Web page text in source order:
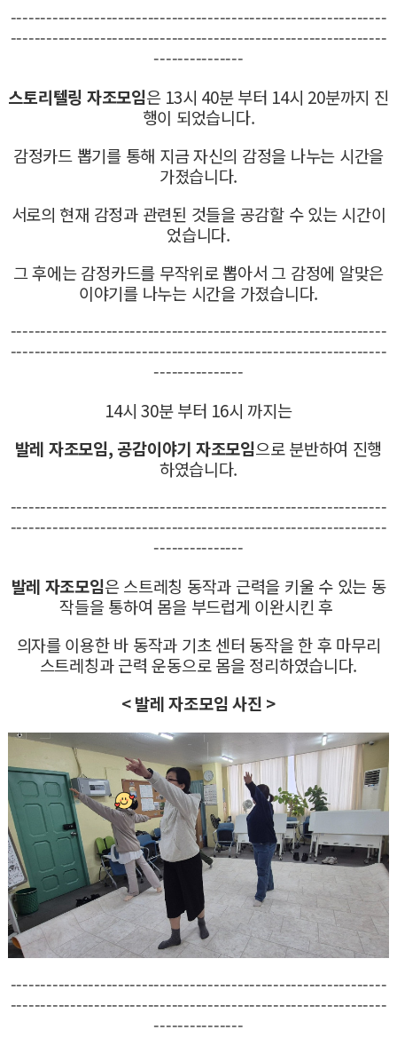
---------------------------------------------------------------
---------------------------------------------------------------
---------------
스토리텔링 자조모임은 13시 40분 부터 14시 20분까지 진
행이 되었습니다.
감정카드 뽑기를 통해 지금 자신의 감정을 나누는 시간을
가졌습니다.
서로의 현재 감정과 관련된 것들을 공감할 수 있는 시간이
었습니다.
그 후에는 감정카드를 무작위로 뽑아서 그 감정에 알맞은
이야기를 나누는 시간을 가졌습니다.
---------------------------------------------------------------
---------------------------------------------------------------
---------------
14시 30분 부터 16시 까지는
발레 자조모임, 공감이야기 자조모임으로 분반하여 진행
하였습니다.
---------------------------------------------------------------
---------------------------------------------------------------
---------------
발레 자조모임은 스트레칭 동작과 근력을 키울 수 있는 동
작들을 통하여 몸을 부드럽게 이완시킨 후
의자를 이용한 바 동작과 기초 센터 동작을 한 후 마무리
스트레칭과 근력 운동으로 몸을 정리하였습니다.
< 발레 자조모임 사진 >
---------------------------------------------------------------
---------------------------------------------------------------
---------------